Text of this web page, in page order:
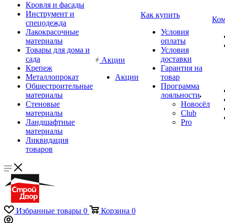
Кровля и фасады
Инструмент и
спецодежда
Лакокрасочные
материалы
Товары для дома и
сада
Крепеж
Металлопрокат
Общестроительные
материалы
Стеновые
материалы
Ландшафтные
материалы
Ликвидация
товаров
Акции
Акции
Как купить
Условия
оплаты
Условия
доставки
Гарантия на
товар
Программа
лояльности
Новосёл
Club
Pro
Избранные товары 0 Корзина 0